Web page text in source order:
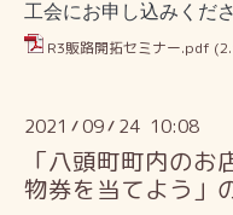
工会にお申し込みくださ
R3販路開拓セミナー.pdf
2021 /09/ 24 10:08
「八頭町町内の
物券を当てよう」